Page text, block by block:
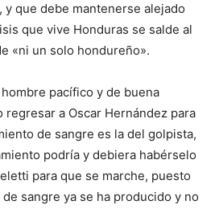
y que debe man­tenerse alejado
que vive Honduras se salde al
«ni un solo hondu­reño».
pacífico y de buena
regresar a Oscar Hernández para
de sangre es la del golpista,
podría y debiera habérselo
para que se marche, puesto
sangre ya se ha producido y no